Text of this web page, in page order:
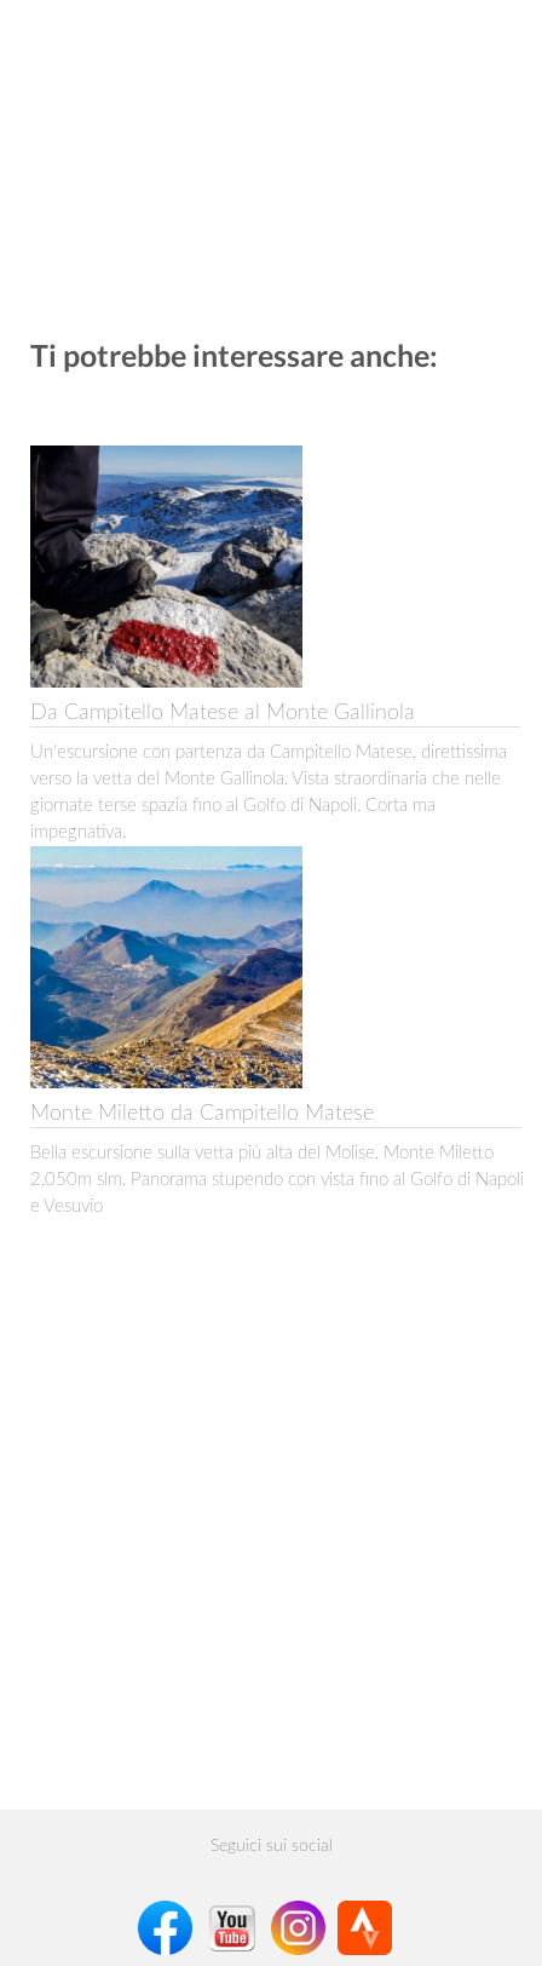
Ti potrebbe interessare anche:
Da Campitello Matese al Monte Gallinola
Un'escursione con partenza da Campitello Matese, direttissima
verso la vetta del Monte Gallinola. Vista straordinaria che nelle
giornate terse spazia fino al Golfo di Napoli. Corta ma
impegnativa.
Monte Miletto da Campitello Matese
Bella escursione sulla vetta più alta del Molise, Monte Miletto
2.050m slm. Panorama stupendo con vista fino al Golfo di Napoli
e Vesuvio
Seguici sui social